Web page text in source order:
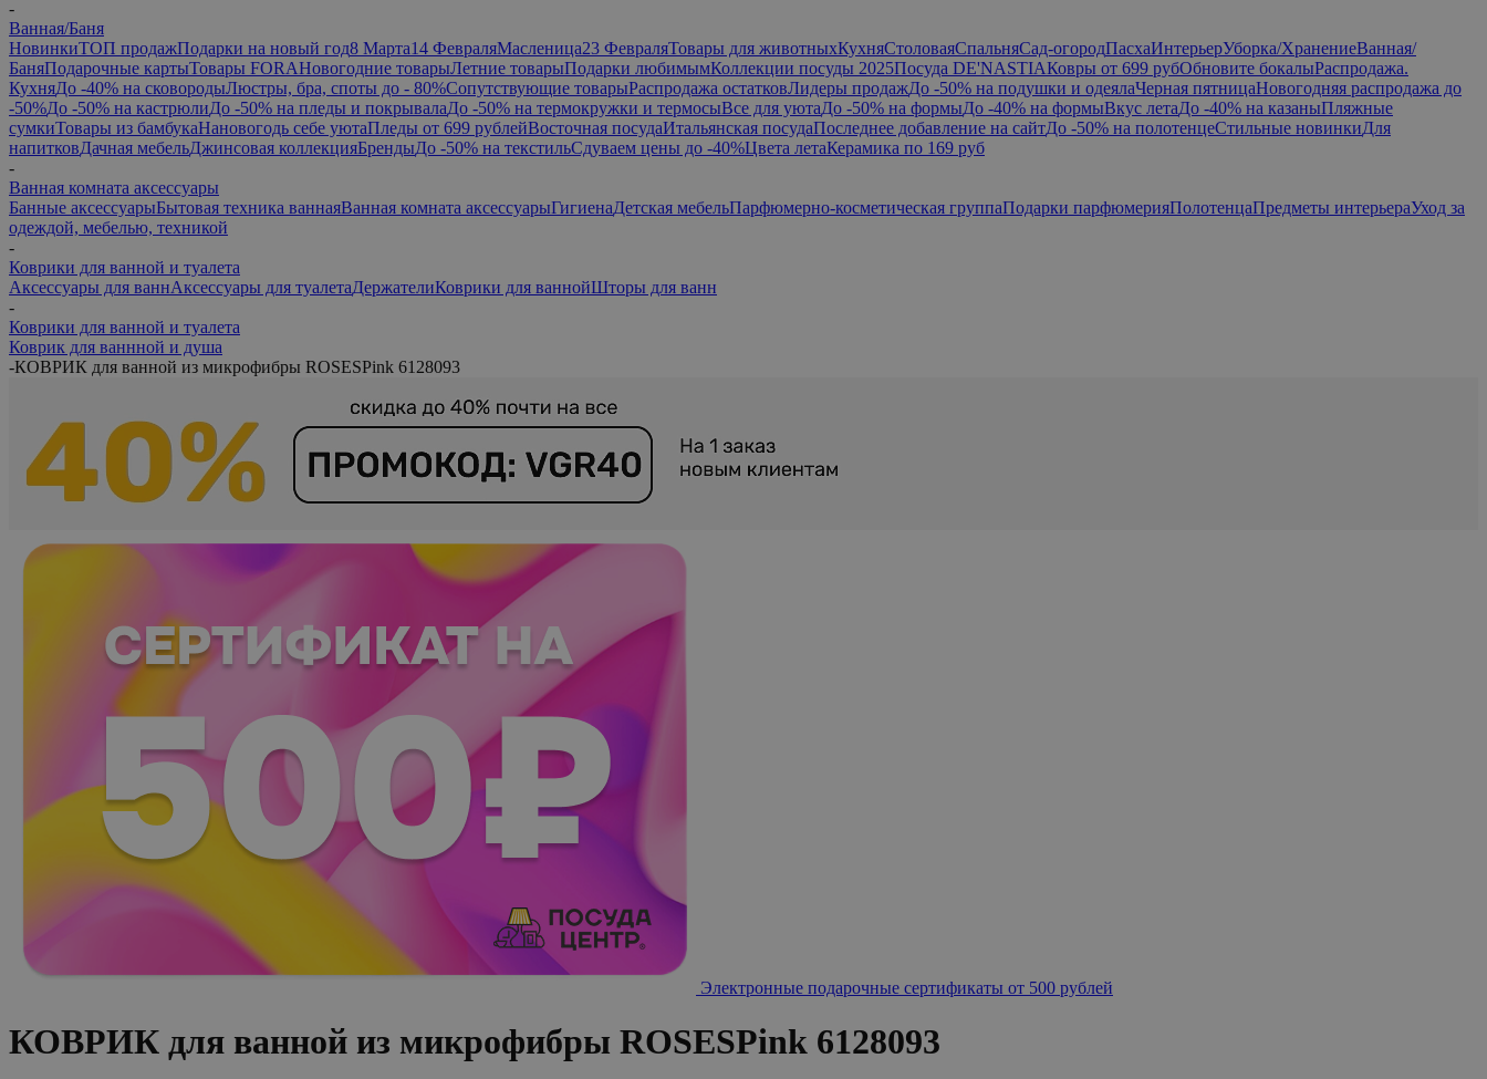
-
Ванная/Баня
НовинкиТОП продажПодарки на новый год8 Марта14 ФевраляМасленица23 ФевраляТовары для животныхКухняСтоловаяСпальняСад-огородПасхаИнтерьерУборка/ХранениеВанная/
БаняПодарочные картыТовары FORAНовогодние товарыЛетние товарыПодарки любимымКоллекции посуды 2025Посуда DE'NASTIAКовры от 699 рубОбновите бокалыРаспродажа.
КухняДо -40% на сковородыЛюстры, бра, споты до - 80%Сопутствующие товарыРаспродажа остатковЛидеры продажДо -50% на подушки и одеялаЧерная пятницаНовогодняя распродажа до
-50%До -50% на кастрюлиДо -50% на пледы и покрывалаДо -50% на термокружки и термосыВсе для уютаДо -50% на формыДо -40% на формыВкус летаДо -40% на казаныПляжные
сумкиТовары из бамбукаНановогодь себе уютаПледы от 699 рублейВосточная посудаИтальянская посудаПоследнее добавление на сайтДо -50% на полотенцеСтильные новинкиДля
напитковДачная мебельДжинсовая коллекцияБрендыДо -50% на текстильСдуваем цены до -40%Цвета летаКерамика по 169 руб
-
Ванная комната аксессуары
Банные аксессуарыБытовая техника ваннаяВанная комната аксессуарыГигиенаДетская мебельПарфюмерно-косметическая группаПодарки парфюмерияПолотенцаПредметы интерьераУход за
одеждой, мебелью, техникой
-
Коврики для ванной и туалета
Аксессуары для ваннАксессуары для туалетаДержателиКоврики для ваннойШторы для ванн
-
Коврики для ванной и туалета
Коврик для ваннной и душа
-КОВРИК для ванной из микрофибры ROSESPink 6128093
Электронные подарочные сертификаты от 500 рублей
КОВРИК для ванной из микрофибры ROSESPink 6128093